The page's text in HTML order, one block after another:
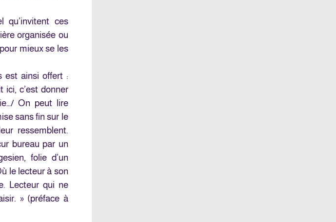
qu’invitent ces
organisée ou
mieux se les
est ainsi offert :
ici, c’est donner
On peut lire
sans fin sur le
ressemblent.
bureau par un
folie d’un
le lecteur à son
Lecteur qui ne
» (préface à